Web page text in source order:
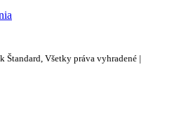
Štandard, Všetky práva vyhradené |